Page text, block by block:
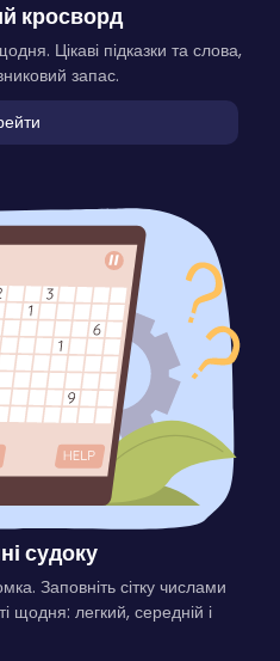
кросворд
Цікаві підказки та слова,
запас.
судоку
Заповніть сітку числами
щодня: легкий, середній і